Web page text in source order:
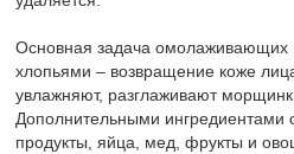
Основная задача омолаживающих
хлопьями – возвращение коже
увлажняют, разглаживают
Дополнительными ингредиентами
продукты, яйца, мед, фрукты и